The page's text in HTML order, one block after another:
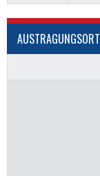
AUSTRAGUNGSORT